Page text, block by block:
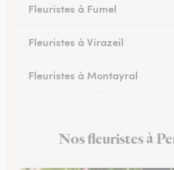
Fleuristes à Fumel
Fleuristes à Virazeil
Fleuristes à Montayral
Fleuristes à Monflanquin
Nos fleuristes à